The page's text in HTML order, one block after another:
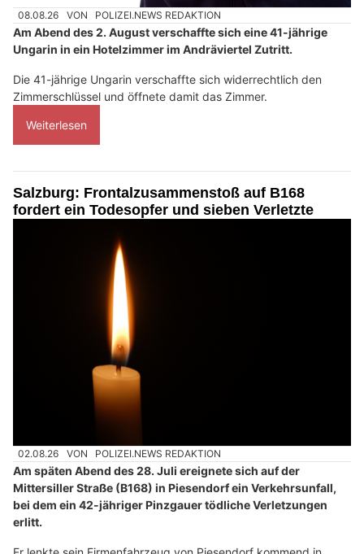
08.08.26 VON POLIZEI.NEWS REDAKTION
Am Abend des 2. August verschaffte sich eine 41-jährige
Ungarin in ein Hotelzimmer im Andräviertel Zutritt.
Die 41-jährige Ungarin verschaffte sich widerrechtlich den
Zimmerschlüssel und öffnete damit das Zimmer.
Weiterlesen
Salzburg: Frontalzusammenstoß auf B168
fordert ein Todesopfer und sieben Verletzte
02.08.26 VON POLIZEI.NEWS REDAKTION
Am späten Abend des 28. Juli ereignete sich auf der
Mittersiller Straße (B168) in Piesendorf ein Verkehrsunfall,
bei dem ein 42-jähriger Pinzgauer tödliche Verletzungen
erlitt.